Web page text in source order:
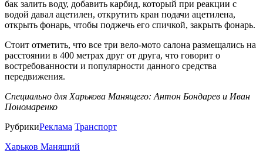
бак залить воду, добавить карбид, который при реакции с
водой давал ацетилен, открутить кран подачи ацетилена,
открыть фонарь, чтобы поджечь его спичкой, закрыть фонарь.
Стоит отметить, что все три вело-мото салона размещались на
расстоянии в 400 метрах друг от друга, что говорит о
востребованности и популярности данного средства
передвижения.
Специально для Харькова Манящего: Антон Бондарев и Иван
Пономаренко
РубрикиРеклама Транспорт
Харьков Манящий